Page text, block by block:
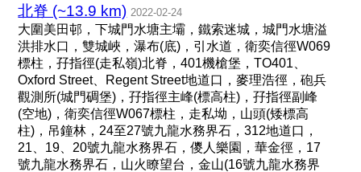
北脊 (~13.9 km) 2022-02-24
大圍美田邨，下城門水塘主壩，鐵索迷城，城門水塘溢
洪排水口，雙城峽，瀑布(底)，引水道，衛奕信徑W069
標柱，孖指徑(走私嶺)北脊，401機槍堡，TO401、
Oxford Street、Regent Street地道口，麥理浩徑，砲兵
觀測所(城門碉堡)，孖指徑主峰(標高柱)，孖指徑副峰
(空地)，衛奕信徑W067標柱，走私坳，山頭(矮標高
柱)，吊鐘林，24至27號九龍水務界石，312地道口，
21、19、20號九龍水務界石，儍人樂園，華金徑，17
號九龍水務界石，山火瞭望台，金山(16號九龍水務界